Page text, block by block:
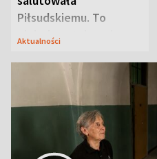
Piłsudskiemu. To
niejedyna tajemnica
Aktualności